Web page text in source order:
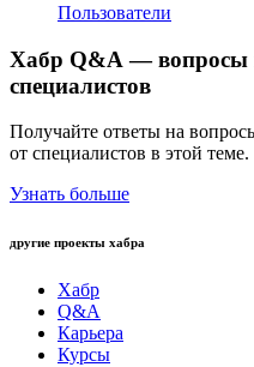
Пользователи
Хабр Q&A — вопросы
специалистов
Получайте ответы на
от специалистов в этой теме.
Узнать больше
другие проекты хабра
Хабр
Q&A
Карьера
Курсы